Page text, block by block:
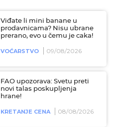
Viđate li mini banane u
prodavnicama? Nisu ubrane
prerano, evo u čemu je caka!
VOĆARSTVO 09/08/2026
FAO upozorava: Svetu preti
novi talas poskupljenja
hrane!
KRETANJE CENA 08/08/2026